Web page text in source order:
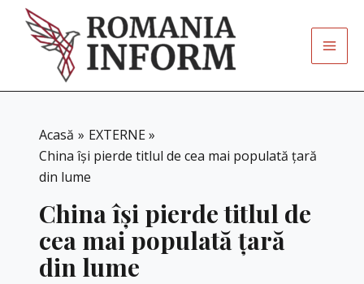
content
Acasă
EXTERNE
China își pierde titlul de cea mai populată țară
din lume
China își pierde titlul de
cea mai populată țară
din lume